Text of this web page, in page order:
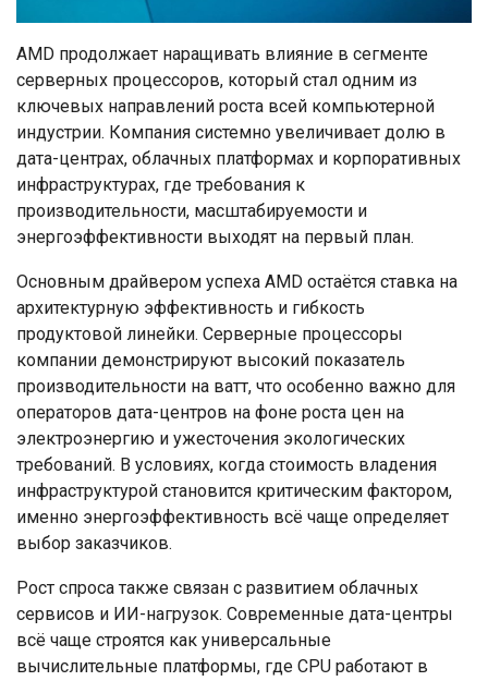
AMD продолжает наращивать влияние в сегменте
серверных процессоров, который стал одним из
ключевых направлений роста всей компьютерной
индустрии. Компания системно увеличивает долю в
дата-центрах, облачных платформах и корпоративных
инфраструктурах, где требования к
производительности, масштабируемости и
энергоэффективности выходят на первый план.
Основным драйвером успеха AMD остаётся ставка на
архитектурную эффективность и гибкость
продуктовой линейки. Серверные процессоры
компании демонстрируют высокий показатель
производительности на ватт, что особенно важно для
операторов дата-центров на фоне роста цен на
электроэнергию и ужесточения экологических
требований. В условиях, когда стоимость владения
инфраструктурой становится критическим фактором,
именно энергоэффективность всё чаще определяет
выбор заказчиков.
Рост спроса также связан с развитием облачных
сервисов и ИИ-нагрузок. Современные дата-центры
всё чаще строятся как универсальные
вычислительные платформы, где CPU работают в